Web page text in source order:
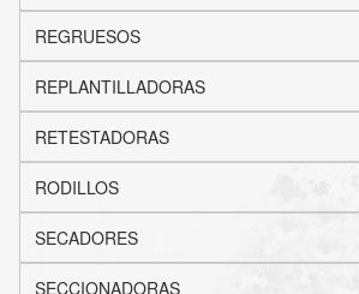
REGRUESOS
REPLANTILLADORAS
RETESTADORAS
RODILLOS
SECADORES
SECCIONADORAS